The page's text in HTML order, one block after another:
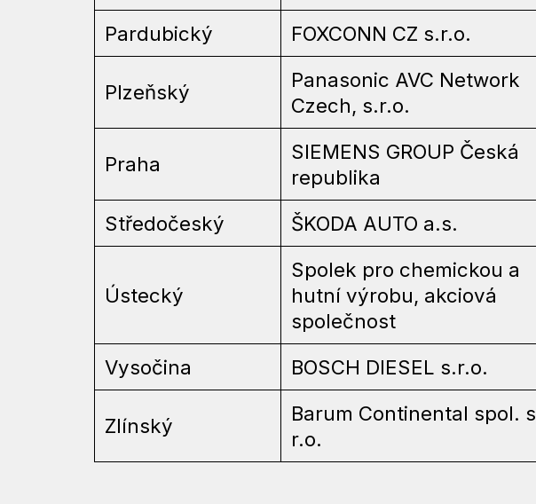
Pardubický
FOXCONN CZ s.r.o.
Plzeňský
Panasonic AVC Network
Czech, s.r.o.
Praha
SIEMENS GROUP Česká
republika
Středočeský
ŠKODA AUTO a.s.
Ústecký
Spolek pro chemickou a
hutní výrobu, akciová
společnost
Vysočina
BOSCH DIESEL s.r.o.
Zlínský
Barum Continental spol. s
r.o.